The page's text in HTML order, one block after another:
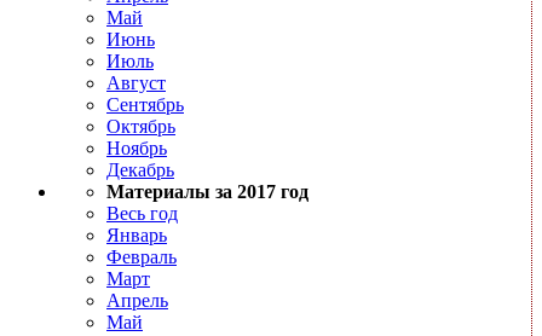
Май
Июнь
Июль
Август
Сентябрь
Октябрь
Ноябрь
Декабрь
Материалы за 2017 год
Весь год
Январь
Февраль
Март
Апрель
Май